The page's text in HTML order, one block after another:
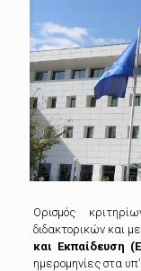
Ορισμός
διδακτορικών και
και Εκπαίδευση
ημερομηνίες στα